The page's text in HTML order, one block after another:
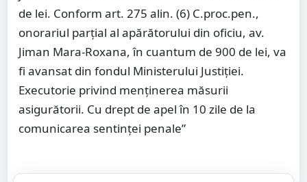
de lei. Conform art. 275 alin. (6) C.proc.pen.,
onorariul parţial al apărătorului din oficiu, av.
Jiman Mara-Roxana, în cuantum de 900 de lei, va
fi avansat din fondul Ministerului Justiţiei.
Executorie privind menţinerea măsurii
asigurătorii. Cu drept de apel în 10 zile de la
comunicarea sentinţei penale”